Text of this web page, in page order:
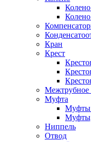
Кран
Крест
Межтрубное
Муфта
Муфты
Ниппель
Отвод